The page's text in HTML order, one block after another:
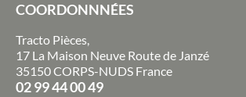
COORDONNNÉES
Tracto Pièces,
17 La Maison Neuve Route de Janzé
35150 CORPS-NUDS France
02 99 44 00 49